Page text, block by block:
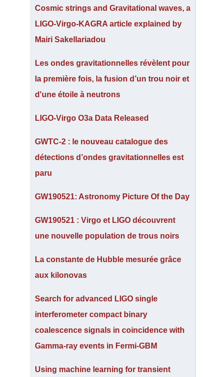
Cosmic strings and Gravitational waves, a
LIGO-Virgo-KAGRA article explained by
Mairi Sakellariadou
Les ondes gravitationnelles révèlent pour
la première fois, la fusion d’un trou noir et
d'une étoile à neutrons
LIGO-Virgo O3a Data Released
GWTC-2 : le nouveau catalogue des
détections d’ondes gravitationnelles est
paru
GW190521: Astronomy Picture Of the Day
GW190521 : Virgo et LIGO découvrent
une nouvelle population de trous noirs
La constante de Hubble mesurée grâce
aux kilonovas
Search for advanced LIGO single
interferometer compact binary
coalescence signals in coincidence with
Gamma-ray events in Fermi-GBM
Using machine learning for transient